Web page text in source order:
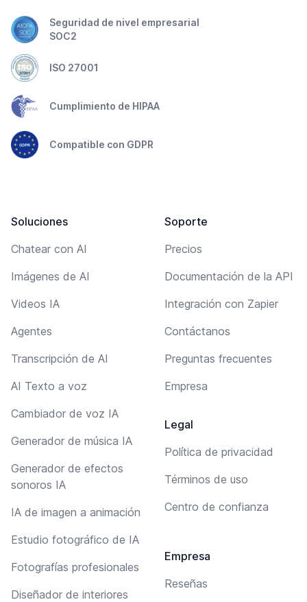
Seguridad de nivel empresarial
SOC2
ISO 27001
Cumplimiento de HIPAA
Compatible con GDPR
Soluciones
Chatear con AI
Imágenes de AI
Videos IA
Agentes
Transcripción de AI
AI Texto a voz
Cambiador de voz IA
Generador de música IA
Generador de efectos
sonoros IA
IA de imagen a animación
Estudio fotográfico de IA
Fotografías profesionales
Diseñador de interiores
Soporte
Precios
Documentación de la API
Integración con Zapier
Contáctanos
Preguntas frecuentes
Empresa
Legal
Política de privacidad
Términos de uso
Centro de confianza
Empresa
Reseñas